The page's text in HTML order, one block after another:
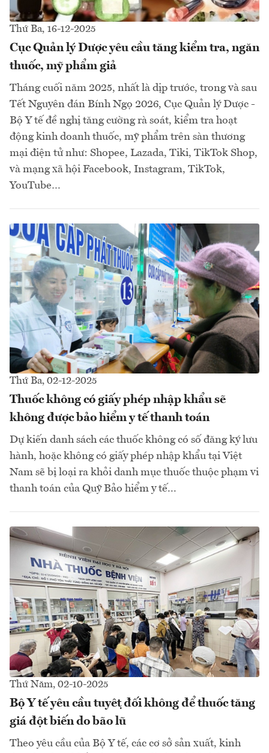
Thứ Ba, 16-12-2025
Cục Quản lý Dược yêu cầu tăng kiểm tra, ngăn
thuốc, mỹ phẩm giả
Tháng cuối năm 2025, nhất là dịp trước, trong và sau
Tết Nguyên đán Bính Ngọ 2026, Cục Quản lý Dược -
Bộ Y tế đề nghị tăng cường rà soát, kiểm tra hoạt
động kinh doanh thuốc, mỹ phẩm trên sàn thương
mại điện tử như: Shopee, Lazada, Tiki, TikTok Shop,
và mạng xã hội Facebook, Instagram, TikTok,
YouTube…
Thứ Ba, 02-12-2025
Thuốc không có giấy phép nhập khẩu sẽ
không được bảo hiểm y tế thanh toán
Dự kiến danh sách các thuốc không có số đăng ký lưu
hành, hoặc không có giấy phép nhập khẩu tại Việt
Nam sẽ bị loại ra khỏi danh mục thuốc thuộc phạm vi
thanh toán của Quỹ Bảo hiểm y tế...
Thứ Năm, 02-10-2025
Bộ Y tế yêu cầu tuyệt đối không để thuốc tăng
giá đột biến do bão lũ
Theo yêu cầu của Bộ Y tế, các cơ sở sản xuất, kinh